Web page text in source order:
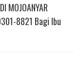
MOJOANYAR
8821 Bagi Ibu